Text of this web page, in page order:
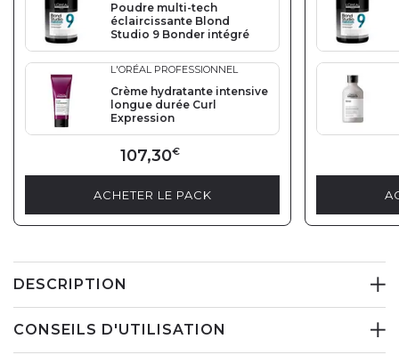
Poudre multi-tech
éclaircissante Blond
Studio 9 Bonder intégré
L'ORÉAL PROFESSIONNEL
Crème hydratante intensive
longue durée Curl
Expression
107,30€
ACHETER LE PACK
DESCRIPTION
CONSEILS D'UTILISATION